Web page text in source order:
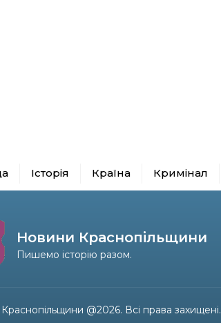
Історія Країна Кримінал
Новини Краснопільщини
Пишемо історію разом.
@2026. Всі права захищені.